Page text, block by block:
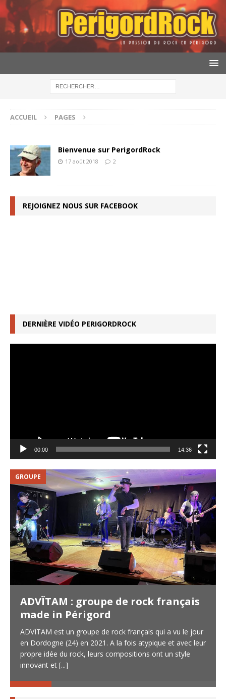
ACCUEIL PAGES
Bienvenue sur PerigordRock
17 août 2018 2
REJOIGNEZ NOUS SUR FACEBOOK
DERNIÈRE VIDÉO PERIGORDROCK
00:00 14:36
GROUPE
ADVÏTAM : groupe de rock français
made in Périgord
ADVÏTAM est un groupe de rock français qui a vu le jour
en Dordogne (24) en 2021. A la fois atypique et avec leur
propre idée du rock, leurs compositions ont un style
innovant et [...]